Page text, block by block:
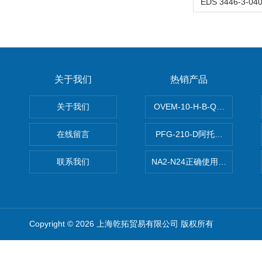
关于我们
关于我们
在线留言
联系我们
热销产品
OVEM-10-H-B-QO-CE-N-2P
PFG-210-D阿托斯ATOS电
NA2-N24正确使用松下安全光
Copyright © 2026 上海乾拓贸易有限公司 版权所有